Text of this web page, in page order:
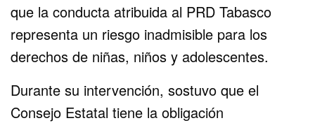
que la conducta atribuida al PRD Tabasco
representa un riesgo inadmisible para los
derechos de niñas, niños y adolescentes.
Durante su intervención, sostuvo que el
Consejo Estatal tiene la obligación